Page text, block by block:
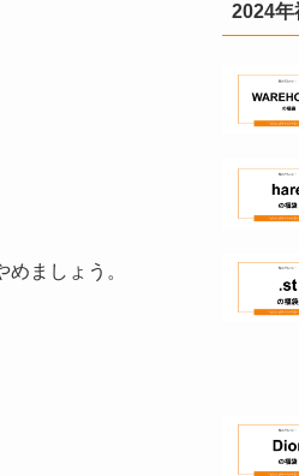
ましょう。
2024年